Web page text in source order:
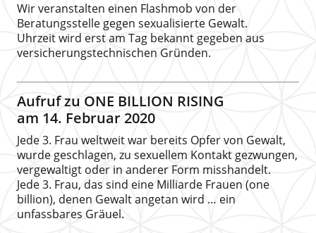
Wir veranstalten einen Flashmob von der
Beratungsstelle gegen sexualisierte Gewalt.
Uhrzeit wird erst am Tag bekannt gegeben aus
versicherungstechnischen Gründen.
Aufruf zu ONE BILLION RISING
am 14. Februar 2020
Jede 3. Frau weltweit war bereits Opfer von Gewalt,
wurde geschlagen, zu sexuellem Kontakt gezwungen,
vergewaltigt oder in anderer Form misshandelt.
Jede 3. Frau, das sind eine Milliarde Frauen (one
billion), denen Gewalt angetan wird … ein
unfassbares Gräuel.